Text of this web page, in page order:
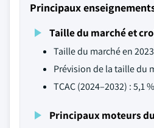
Principaux
Taille du marché et
Taille du marché en
Prévision de la taille du
TCAC (2024–2032) : 5,1 %
Principaux moteurs